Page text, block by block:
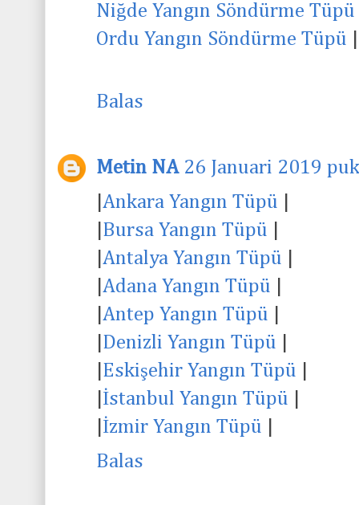
Niğde Yangın Söndürme Tüpü
Ordu Yangın Söndürme Tüpü
Balas
Metin NA 26 Januari 2019
Ankara Yangın Tüpü
Bursa Yangın Tüpü
Antalya Yangın Tüpü
Adana Yangın Tüpü
Antep Yangın Tüpü
Denizli Yangın Tüpü
Eskişehir Yangın Tüpü
İstanbul Yangın Tüpü
İzmir Yangın Tüpü
Balas